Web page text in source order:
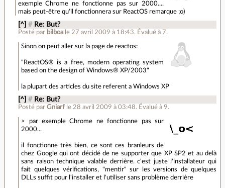
exemple Chrome ne fonctionne pas sur 2000....
mais peut-être qu'il fonctionnera sur ReactOS remarque ;o)
[^] # Re: But?
Posté par bilboa le 27 avril 2009 à 18:43. Évalué à7.
Sinon on peut aller sur la page de reactos:
"ReactOS® is a free, modern operating system
based on the design of Windows® XP/2003"
la plupart des articles du site referent a Windows XP
[^] # Re: But?
Posté parGniarf le 28 avril 2009 à 03:48. Évalué à9.
> par exemple Chrome ne fonctionne pas sur
2000...
il fonctionne très bien, ce sont ces branleurs de
chez Google qui ont décidé de ne supporter que XP SP2 et au delà
sans raison technique valable derrière. c'est juste l'installateur qui
fait quelques vérifications, "mentir" sur les versions de quelques
DLLs suffit pour l'installer et l'utiliser sans problème derrière